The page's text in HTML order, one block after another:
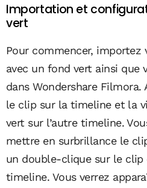
Importation et
vert
Pour commencer,
avec un fond vert ainsi que
dans Wondershare Filmora.
le clip sur la timeline et la
vert sur l’autre timeline.
mettre en surbrillance le
un double-clique sur le clip
timeline. Vous verrez